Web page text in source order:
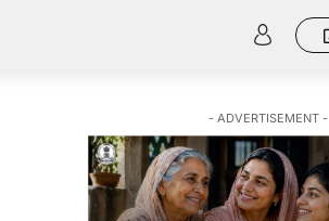
- ADVERTISEMENT -